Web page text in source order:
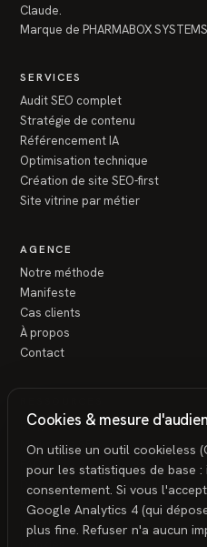
Claude.
Marque de PHARMABOX
SERVICES
Audit SEO complet
Stratégie de contenu
Référencement IA
Optimisation technique
Création de site SEO-first
Site vitrine par métier
AGENCE
Notre méthode
Manifeste
Cas clients
À propos
Contact
Blog
Mini-outils SEO
FAQ
Demander un audit gratuit
Études de cas
Mentions légales
Cookies & mesure
On utilise un outil cookieless
pour les statistiques de base :
consentement. Si vous
Google Analytics 4 (qui
plus fine. Refuser n'a aucun